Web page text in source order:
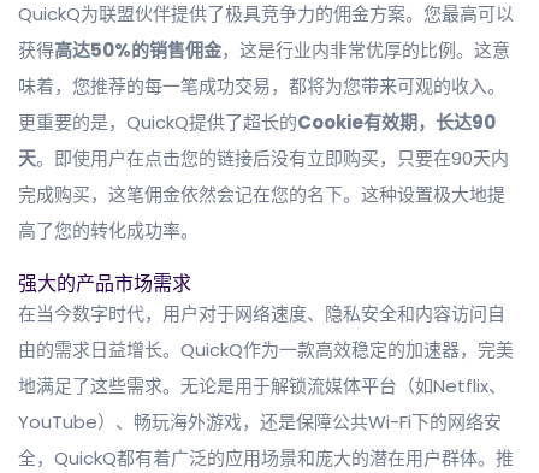
QuickQ为联盟伙伴提供了极具竞争力的佣金方案。您最高可以
获得高达50%的销售佣金，这是行业内非常优厚的比例。这意
味着，您推荐的每一笔成功交易，都将为您带来可观的收入。
更重要的是，QuickQ提供了超长的Cookie有效期，长达90
天。即使用户在点击您的链接后没有立即购买，只要在90天内
完成购买，这笔佣金依然会记在您的名下。这种设置极大地提
高了您的转化成功率。
强大的产品市场需求
在当今数字时代，用户对于网络速度、隐私安全和内容访问自
由的需求日益增长。QuickQ作为一款高效稳定的加速器，完美
地满足了这些需求。无论是用于解锁流媒体平台（如Netflix、
YouTube）、畅玩海外游戏，还是保障公共Wi-Fi下的网络安
全，QuickQ都有着广泛的应用场景和庞大的潜在用户群体。推